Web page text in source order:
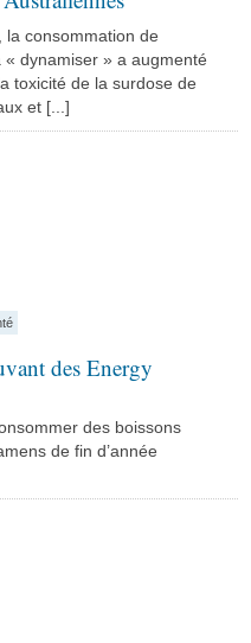
la consommation de
dynamiser » a augmenté
toxicité de la surdose de
et [...]
des Energy
des boissons
de fin d’année